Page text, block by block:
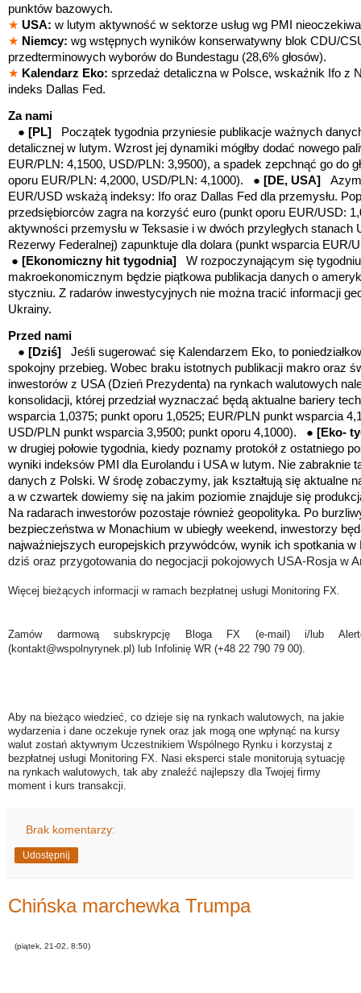
punktów bazowych.
★ USA: w lutym aktywność w sektorze usług wg PMI
★ Niemcy: wg wstępnych wyników konserwatywny blok CDU/
przedterminowych wyborów do Bundestagu (28,6% głosów).
★ Kalendarz Eko: sprzedaż detaliczna w Polsce, wskaźnik Ifo z
indeks Dallas Fed.
Za nami
● [PL]
Początek tygodnia przyniesie publikacje ważnych
detalicznej w lutym. Wzrost jej dynamiki mógłby dodać nowego
EUR/PLN: 4,1500, USD/PLN: 3,9500), a spadek zepchnąć go do
oporu EUR/PLN: 4,2000, USD/PLN: 4,1000). ● [DE, USA]
EUR/USD wskażą indeksy: Ifo oraz Dallas Fed dla przemysłu.
przedsiębiorców zagra na korzyść euro (punkt oporu EUR/USD:
aktywności przemysłu w Teksasie i w dwóch przyległych stanach
Rezerwy Federalnej) zapunktuje dla dolara (punkt wsparcia EUR/
● [Ekonomiczny hit tygodnia] W rozpoczynającym się
makroekonomicznym będzie piątkowa publikacja danych o
styczniu. Z radarów inwestycyjnych nie można tracić informacji
Ukrainy.
Przed nami
● [Dziś] Jeśli sugerować się Kalendarzem Eko, to
spokojny przebieg. Wobec braku istotnych publikacji makro oraz
inwestorów z USA (Dzień Prezydenta) na rynkach walutowych
konsolidacji, której przedział wyznaczać będą aktualne bariery
wsparcia 1,0375; punkt oporu 1,0525; EUR/PLN punkt wsparcia
USD/PLN punkt wsparcia 3,9500; punkt oporu 4,1000). ● [Eko-
w drugiej połowie tygodnia, kiedy poznamy protokół z ostatniego
wyniki indeksów PMI dla Eurolandu i USA w lutym. Nie zabraknie
danych z Polski. W środę zobaczymy, jak kształtują się aktualne
a w czwartek dowiemy się na jakim poziomie znajduje się
Na radarach inwestorów pozostaje również geopolityka. Po
bezpieczeństwa w Monachium w ubiegły weekend, inwestorzy
najważniejszych europejskich przywódców, wynik ich spotkania
dziś oraz przygotowania do negocjacji pokojowych USA-Rosja w
Więcej bieżących informacji w ramach bezpłatnej usługi Monitoring FX.
Zamów darmową subskrypcję Bloga FX (e-mail) i/lub
(kontakt@wspolnyrynek.pl) lub Infolinię WR (+48 22 790 79 00).
Aby na bieżąco wiedzieć, co dzieje się na rynkach walutowych, na jakie
wydarzenia i dane oczekuje rynek oraz jak mogą one wpłynąć na kursy
walut zostań aktywnym Uczestnikiem Wspólnego Rynku i korzystaj z
bezpłatnej usługi Monitoring FX. Nasi eksperci stale monitorują sytuację
na rynkach walutowych, tak aby znaleźć najlepszy dla Twojej firmy
moment i kurs transakcji.
Brak komentarzy:
Udostępnij
Chińska marchewka Trumpa
(piątek, 21-02, 8:50)